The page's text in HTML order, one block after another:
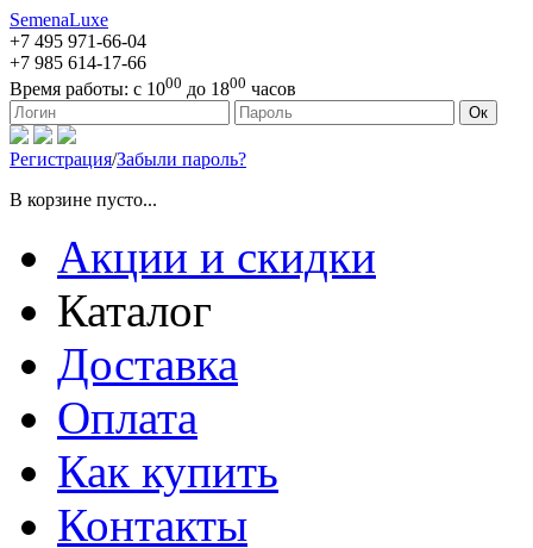
SemenaLuxe
+7 495 971-66-04
+7 985 614-17-66
Время работы: с 1000 до 1800 часов
127473, г. Москва, ул. Краснопролетарская, д. 16, стр. 1 Ок
Регистрация/Забыли пароль?
В корзине пусто...
Акции и скидки
Каталог
Доставка
Оплата
Как купить
Контакты